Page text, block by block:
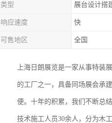
类型 展台设计搭
响应速度 快
可售地区 全国
上海日朗展览是一家从事特装
的工厂之一，具备同场展会承
便。十年的积累，我们不断总
技术施工人员30余人，分为木